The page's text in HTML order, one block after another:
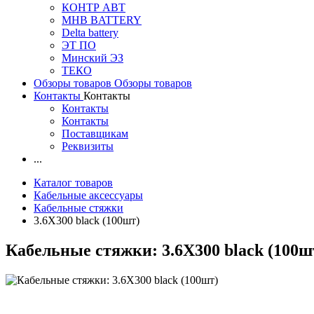
КОНТР АВТ
MHB BATTERY
Delta battery
ЭT ПО
Минский ЭЗ
ТЕКО
Обзоры товаров Обзоры товаров
Контакты Контакты
Контакты
Контакты
Поставщикам
Реквизиты
...
Каталог товаров
Кабельные аксессуары
Кабельные стяжки
3.6X300 black (100шт)
Кабельные стяжки: 3.6X300 black